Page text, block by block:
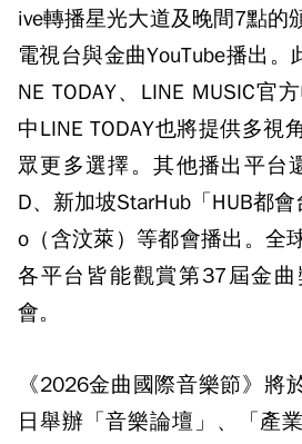
ive轉播星光大道及晚間7點的
電視台與金曲YouTube播出
NE TODAY、LINE MUSIC官
中LINE TODAY也將提供多視
眾更多選擇。其他播出平台
D、新加坡StarHub「HUB都
o（含汶萊）等都會播出。全
各平台皆能觀賞第37屆金
會。
《2026金曲國際音樂節》將
日舉辦「音樂論壇」、「產